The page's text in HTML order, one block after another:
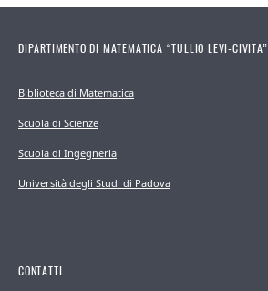
DIPARTIMENTO DI MATEMATICA “TULLIO LEVI-CIVITA”
Biblioteca di Matematica
Scuola di Scienze
Scuola di Ingegneria
Università degli Studi di Padova
CONTATTI